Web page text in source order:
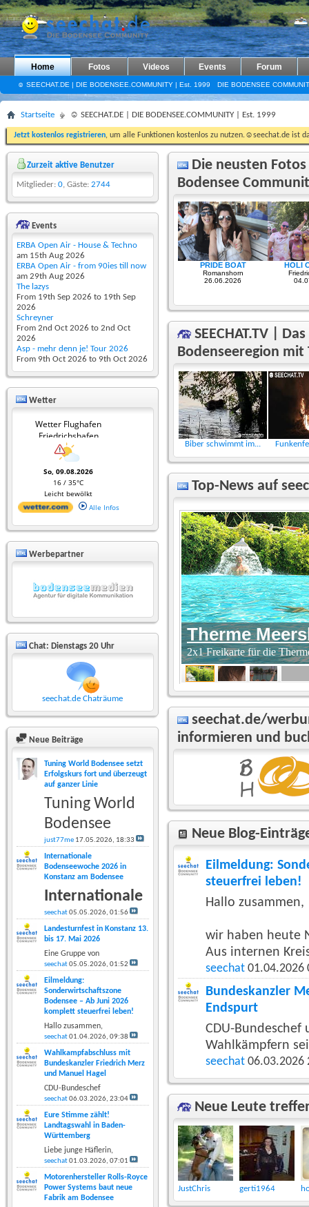
Home
☺ SEECHAT.DE | DIE BODENSEE.COMMUNITY | Est. 1999 DIE BODENSEE
Fotos Videos Events Forum
Startseite ☺ SEECHAT.DE | DIE BODENSEE.COMMUNITY | Est. 1999
Jetzt kostenlos registrieren, um alle Funktionen kostenlos zu nutzen.☺seechat.de ist
Zurzeit aktive Benutzer
Mitglieder: 0 , Gäste: 2744
Events
ERBA Open Air - House & Techno
am 15th Aug 2026
ERBA Open Air - from 90ies till now
am 29th Aug 2026
The lazys
From 19th Sep 2026 to 19th Sep
2026
Schreyner
From 2nd Oct 2026 to 2nd Oct
2026
Asp - mehr denn je! Tour 2026
From 9th Oct 2026 to 9th Oct 2026
Wetter
Wetter Flughafen
Friedrichshafen
So, 09.08.2026
16 / 35°C
Leicht bewölkt
Alle Infos
Werbepartner
Chat: Dienstags 20 Uhr
seechat.de Chaträume
Neue Beiträge
Tuning World Bodensee setzt
Erfolgskurs fort und überzeugt
auf ganzer Linie
Tuning World
Bodensee
just77me 17.05.2026, 18:33
Internationale
Bodenseewoche 2026 in
Konstanz am Bodensee
Internationale
seechat05.05.2026, 01:56
Landesturnfest in Konstanz 13.
bis 17. Mai 2026
Eine Gruppe von
seechat05.05.2026, 01:52
Eilmeldung:
Sonderwirtschaftszone
Bodensee – Ab Juni 2026
komplett steuerfrei leben!
Hallo zusammen,
seechat01.04.2026, 09:38
Wahlkampfabschluss mit
Bundeskanzler Friedrich Merz
und Manuel Hagel
CDU-Bundeschef
seechat06.03.2026, 23:04
Eure Stimme zählt!
Landtagswahl in Baden-
Württemberg
Liebe junge Häflerin,
seechat01.03.2026, 07:01
Motorenhersteller Rolls-Royce
Power Systems baut neue
Fabrik am Bodensee
Die neusten
Bodensee
SEECHAT.TV |
Bodenseeregion mit
Biber schwimmt im...
Top-News auf
seechat.de/
informieren und
Neue Blog-
Eilmeldung:
steuerfrei leben!
Hallo zusammen,
wir haben heute
Aus internen
seechat 01.04.2026
Bundeskanzler
Endspurt
CDU-
Wahlkämpfern
seechat 06.03.2026
Neue Leute
JustChris gerti1964